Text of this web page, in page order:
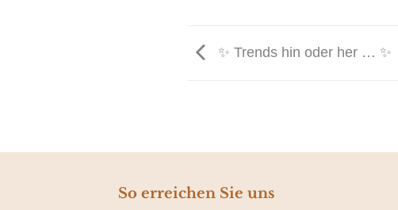
✨ Trends hin oder her … ✨
So erreichen Sie uns